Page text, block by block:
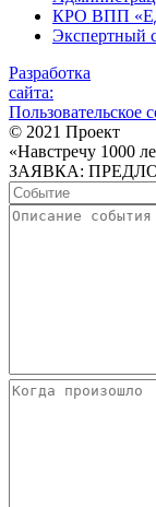
КРО ВПП
Экспертный
Разработка
сайта:
Пользовательское
© 2021 Проект
«Навстречу 1000
ЗАЯВКА: